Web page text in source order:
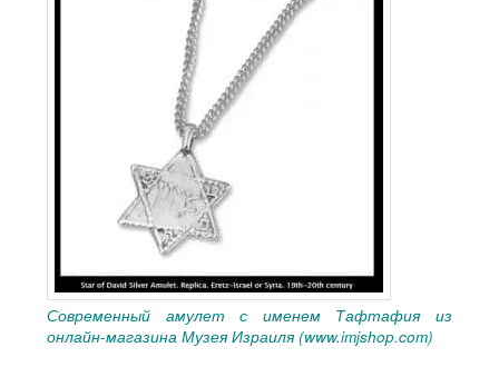
Современный амулет с именем Тафтафия из
онлайн-магазина Музея Израиля (www.imjshop.com)